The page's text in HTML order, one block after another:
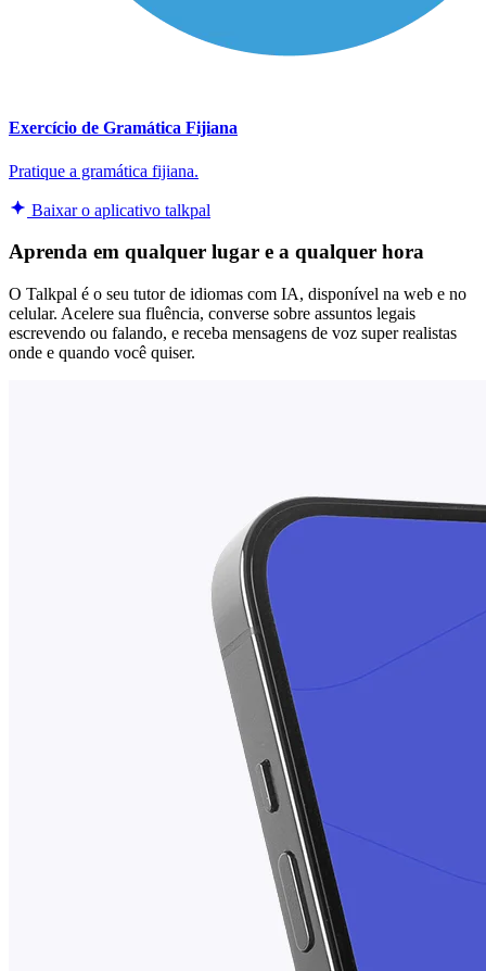
Exercício de Gramática Fijiana
Pratique a gramática fijiana.
Baixar o aplicativo talkpal
Aprenda em qualquer lugar e a qualquer hora
O Talkpal é o seu tutor de idiomas com IA, disponível na web e no
celular. Acelere sua fluência, converse sobre assuntos legais
escrevendo ou falando, e receba mensagens de voz super realistas
onde e quando você quiser.